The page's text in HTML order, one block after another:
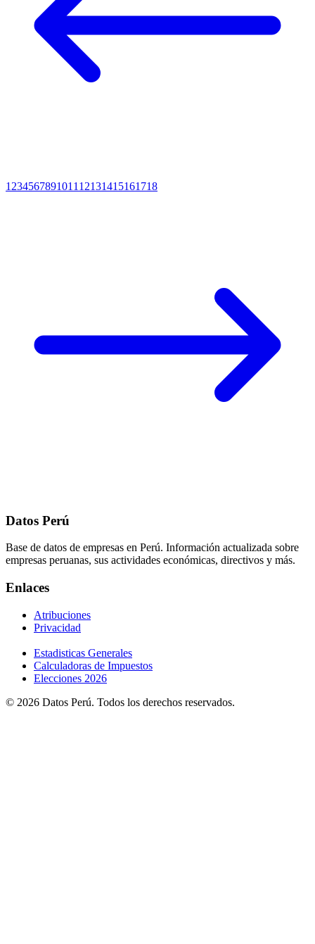
1 234567891011 12131415161718
Datos Perú
Base de datos de empresas en Perú. Información actualizada sobre
empresas peruanas, sus actividades económicas, directivos y más.
Enlaces
Atribuciones
Privacidad
Estadisticas Generales
Calculadoras de Impuestos
Elecciones 2026
© 2026 Datos Perú. Todos los derechos reservados.